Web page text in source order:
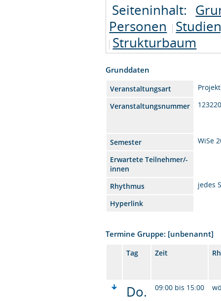
Seiteninhalt:
Personen
Strukturbaum
Grunddaten
Veranstaltungsart
Veranstaltungsnummer
Semester
WiSe
Erwartete Teilnehmer/-
innen
Rhythmus
jedes
Hyperlink
Termine Gruppe: [unbenannt]
Tag Zeit
Do. 09:00 bis 15:00